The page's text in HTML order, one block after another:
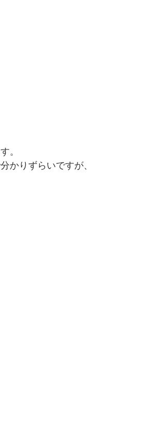
。
かりずらいですが、